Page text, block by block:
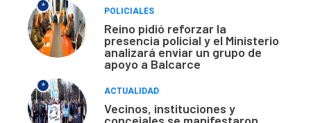
*
POLICIALES
Reino pidió reforzar la
presencia policial y el Ministerio
analizará enviar un grupo de
apoyo a Balcarce
*
ACTUALIDAD
Vecinos, instituciones y